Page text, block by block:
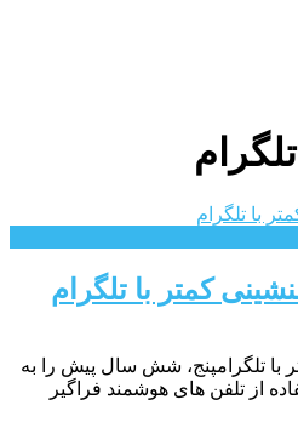
کمتر با تلگرام
با تلگرامپنج، شش سال پیش را به
از تلفن های هوشمند فراگیر